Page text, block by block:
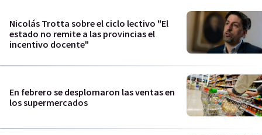
Nicolás Trotta sobre el ciclo lectivo "El
estado no remite a las provincias el
incentivo docente"
En febrero se desplomaron las ventas en
los supermercados